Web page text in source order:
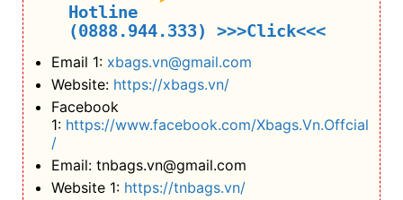
Hotline
(0888.944.333)
>>>Click<<<
Email 1: xbags.vn@gmail.com
Website: https://xbags.vn/
Facebook
1: https://www.facebook.com/Xbags.Vn.Offcial
/
Email: tnbags.vn@gmail.com
Website 1: https://tnbags.vn/